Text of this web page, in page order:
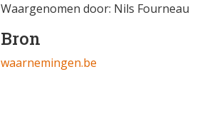
Waargenomen door: Nils Fourneau
Bron
waarnemingen.be